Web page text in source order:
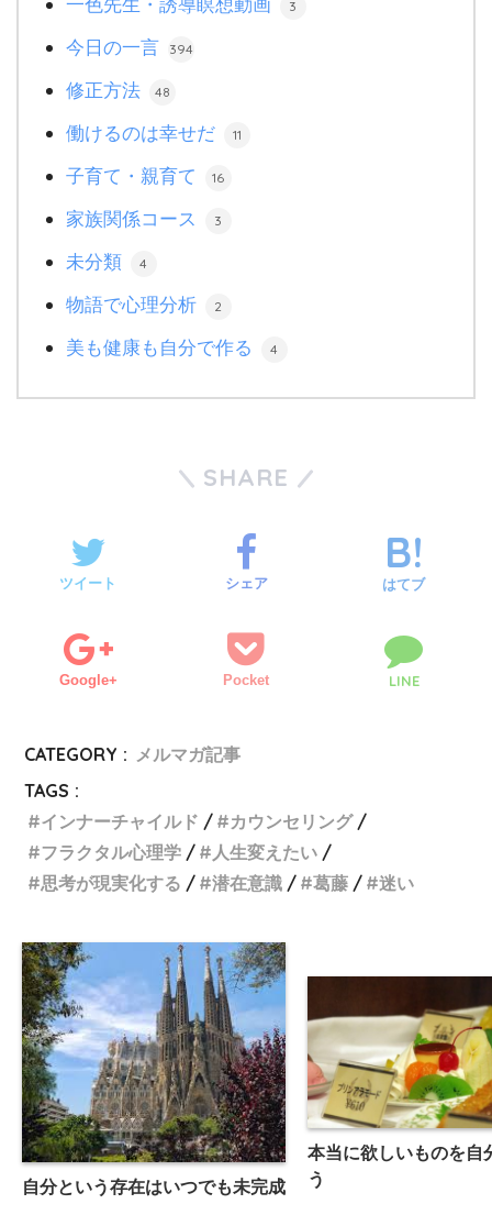
3
今日の一言 394
修正方法 48
働けるのは幸せだ 11
子育て・親育て 16
家族関係コース 3
未分類 4
物語で心理分析 2
美も健康も自分で作る 4
SHARE
ツイート シェア はてブ
Google+ Pocket LINE
CATEGORY : メルマガ記事
TAGS :
インナーチャイルド
カウンセリング
フラクタル心理学
人生変えたい
思考が現実化する
潜在意識 葛藤 迷い
自分という存在はいつでも未完成
本当に欲しいものを自
う